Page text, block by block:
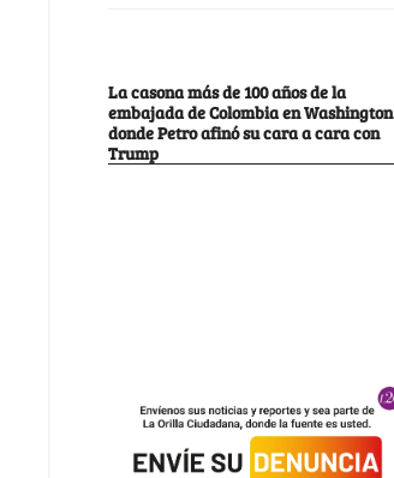
La casona más de 100 años de la
embajada de Colombia en Washington
donde Petro afinó su cara a cara con
Trump